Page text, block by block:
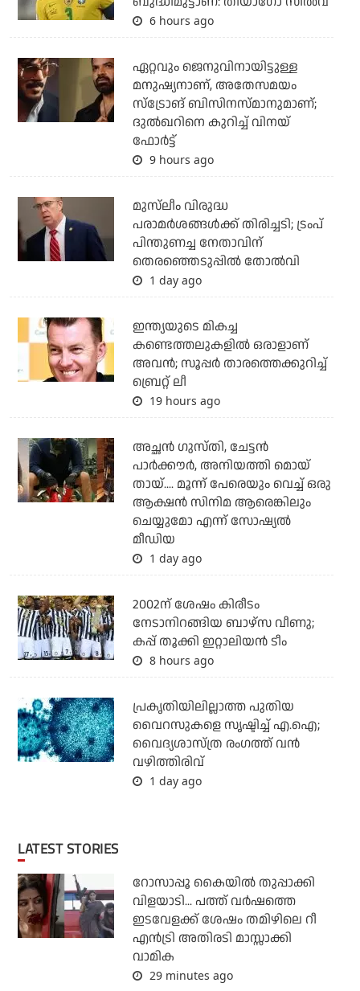
6 hours ago
ഏറ്റവും ജെനുവിനായിട്ടുള്ള
മനുഷ്യനാണ്, അതേസമയം
സ്‌ട്രോങ് ബിസിനസ്മാനുമാണ്;
ദുല്‍ഖറിനെ കുറിച്ച് വിനയ്
ഫോര്‍ട്ട്
9 hours ago
മുസ്‌ലീം വിരുദ്ധ
പരാമര്‍ശങ്ങള്‍ക്ക് തിരിച്ചടി; ട്രംപ്
പിന്തുണച്ച നേതാവിന്
തെരഞ്ഞെടുപ്പില്‍ തോല്‍വി
1 day ago
ഇന്ത്യയുടെ മികച്ച
കണ്ടെത്തലുകളില്‍ ഒരാളാണ്
അവന്‍; സൂപ്പര്‍ താരത്തെക്കുറിച്ച്
ബ്രെറ്റ് ലീ
19 hours ago
അച്ഛന്‍ ഗുസ്തി, ചേട്ടന്‍
പാര്‍ക്കൗര്‍, അനിയത്തി മൊയ്
തായ്.... മൂന്ന് പേരെയും വെച്ച് ഒരു
ആക്ഷന്‍ സിനിമ ആരെങ്കിലും
ചെയ്യുമോ എന്ന് സോഷ്യല്‍
മീഡിയ
1 day ago
2002ന് ശേഷം കിരീടം
നേടാനിറങ്ങിയ ബാഴ്സ വീണു;
കപ്പ് തൂക്കി ഇറ്റാലിയൻ ടീം
8 hours ago
പ്രകൃതിയിലില്ലാത്ത പുതിയ
വൈറസുകളെ സൃഷ്ടിച്ച് എ.ഐ;
വൈദ്യശാസ്ത്ര രംഗത്ത് വന്‍
വഴിത്തിരിവ്
1 day ago
LATEST STORIES
റോസാപ്പൂ കൈയില്‍ തുപ്പാക്കി
വിളയാടി... പത്ത് വര്‍ഷത്തെ
ഇടവേളക്ക് ശേഷം തമിഴിലെ റീ
എന്‍ട്രി അതിരടി മാസ്സാക്കി
വാമിക
29 minutes ago